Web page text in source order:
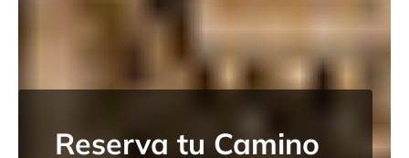
Reserva tu Camino